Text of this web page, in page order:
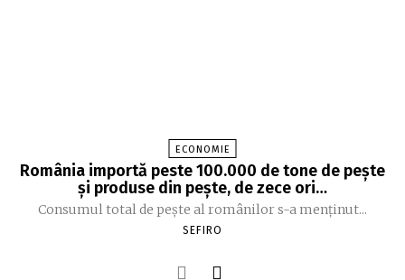
ECONOMIE
România importă peste 100.000 de tone de peşte
şi produse din peşte, de zece ori…
Consumul total de peşte al ro­mâ­nilor s-a menţinut...
SEFIRO